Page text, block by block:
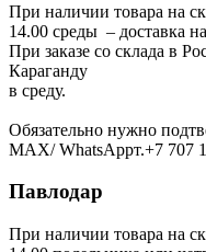
При наличии товара на
14.00 среды – доставка
При заказе со склада в
Караганду
в среду.
Обязательно нужно
МАХ/ WhatsAppт.+7 707
Павлодар
При наличии товара на